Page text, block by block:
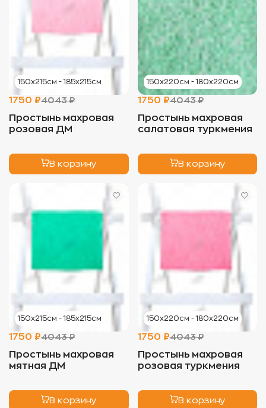
150х215см - 185х215см
1750 ₽4043 ₽
Простынь махровая
розовая ДМ
В корзину
150х220см - 180х220см
1750 ₽4043 ₽
Простынь махровая
салатовая туркмения
В корзину
150х215см - 185х215см
1750 ₽4043 ₽
Простынь махровая
мятная ДМ
В корзину
150х220см - 180х220см
1750 ₽4043 ₽
Простынь махровая
розовая туркмения
В корзину